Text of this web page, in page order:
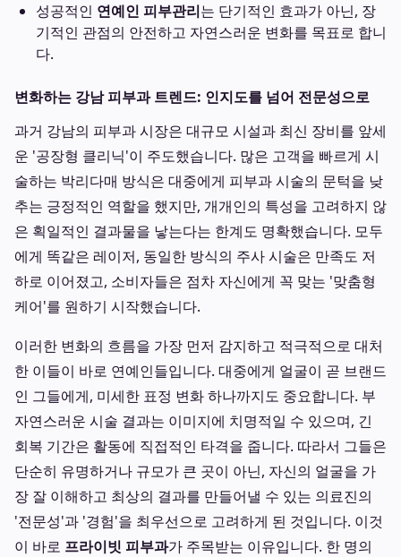
성공적인 연예인 피부관리는 단기적인 효과가 아닌, 장
기적인 관점의 안전하고 자연스러운 변화를 목표로 합니
다.
변화하는 강남 피부과 트렌드: 인지도를 넘어 전문성으로
과거 강남의 피부과 시장은 대규모 시설과 최신 장비를 앞세
운 '공장형 클리닉'이 주도했습니다. 많은 고객을 빠르게 시
술하는 박리다매 방식은 대중에게 피부과 시술의 문턱을 낮
추는 긍정적인 역할을 했지만, 개개인의 특성을 고려하지 않
은 획일적인 결과물을 낳는다는 한계도 명확했습니다. 모두
에게 똑같은 레이저, 동일한 방식의 주사 시술은 만족도 저
하로 이어졌고, 소비자들은 점차 자신에게 꼭 맞는 '맞춤형
케어'를 원하기 시작했습니다.
이러한 변화의 흐름을 가장 먼저 감지하고 적극적으로 대처
한 이들이 바로 연예인들입니다. 대중에게 얼굴이 곧 브랜드
인 그들에게, 미세한 표정 변화 하나까지도 중요합니다. 부
자연스러운 시술 결과는 이미지에 치명적일 수 있으며, 긴
회복 기간은 활동에 직접적인 타격을 줍니다. 따라서 그들은
단순히 유명하거나 규모가 큰 곳이 아닌, 자신의 얼굴을 가
장 잘 이해하고 최상의 결과를 만들어낼 수 있는 의료진의
'전문성'과 '경험'을 최우선으로 고려하게 된 것입니다. 이것
이 바로 프라이빗 피부과가 주목받는 이유입니다. 한 명의